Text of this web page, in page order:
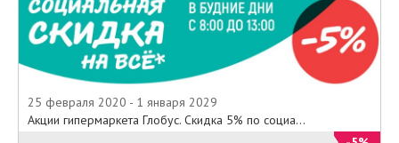
25 февраля 2020 - 1 января 2029
Акции гипермаркета Глобус. Скидка 5% по социа...